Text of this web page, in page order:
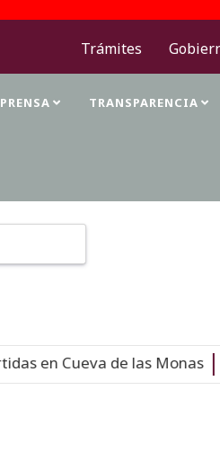
Trámites
PRENSA TRANSPARENCIA
en Cueva de las Monas